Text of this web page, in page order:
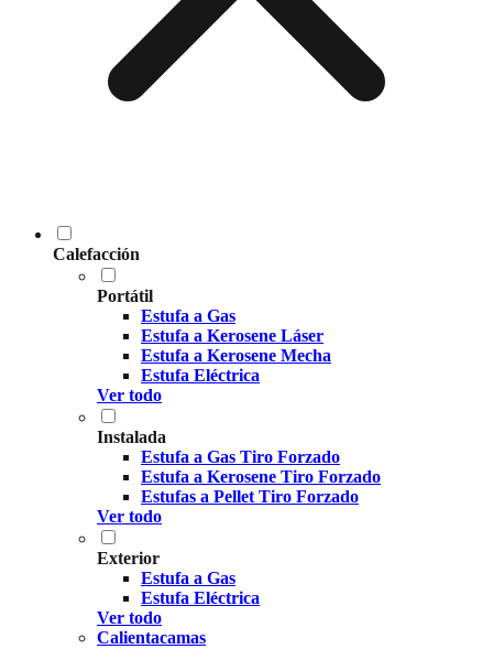
Calefacción
Portátil
Estufa a Gas
Estufa a Kerosene Láser
Estufa a Kerosene Mecha
Estufa Eléctrica
Ver todo
Instalada
Estufa a Gas Tiro Forzado
Estufa a Kerosene Tiro Forzado
Estufas a Pellet Tiro Forzado
Ver todo
Exterior
Estufa a Gas
Estufa Eléctrica
Ver todo
Calientacamas